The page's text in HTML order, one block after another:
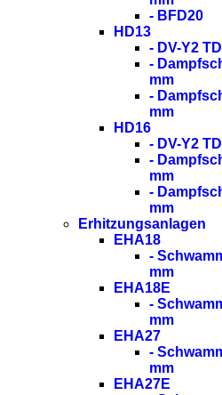
- BFD20
HD13
- DV-Y2
-
mm
-
mm
HD16
- DV-Y2
-
mm
-
mm
Erhitzungsanlagen
EHA18
-
mm
EHA18E
-
mm
EHA27
-
mm
EHA27E